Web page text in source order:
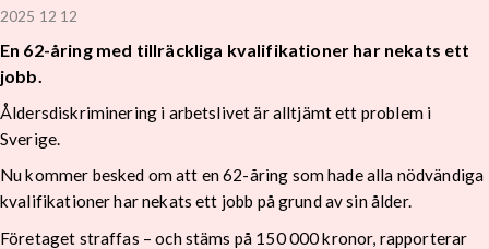
2025 12 12
En 62-åring med tillräckliga kvalifikationer har nekats ett
jobb.
Åldersdiskriminering i arbetslivet är alltjämt ett problem i
Sverige.
Nu kommer besked om att en 62-åring som hade alla nödvändiga
kvalifikationer har nekats ett jobb på grund av sin ålder.
Företaget straffas – och stäms på 150 000 kronor, rapporterar